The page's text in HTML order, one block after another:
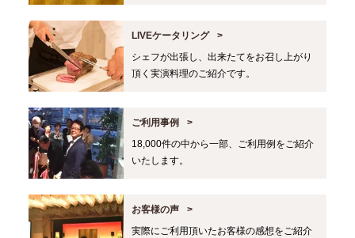
LIVEケータリング
シェフが出張し、出来たてをお召し上がり
頂く実演料理のご紹介です。
ご利用事例
18,000件の中から一部、ご利用例をご紹介
いたします。
お客様の声
実際にご利用頂いたお客様の感想をご紹介